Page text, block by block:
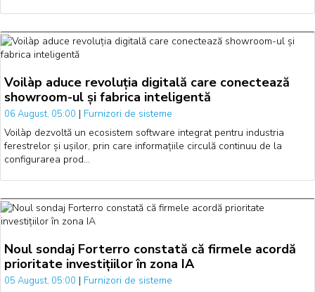
Voilàp aduce revoluția digitală care conectează
showroom-ul și fabrica inteligentă
06 August, 05:00 | Furnizori de sisteme
Voilàp dezvoltă un ecosistem software integrat pentru industria
ferestrelor și ușilor, prin care informațiile circulă continuu de la
configurarea prod…
Noul sondaj Forterro constată că firmele acordă
prioritate investițiilor în zona IA
05 August, 05:00 | Furnizori de sisteme